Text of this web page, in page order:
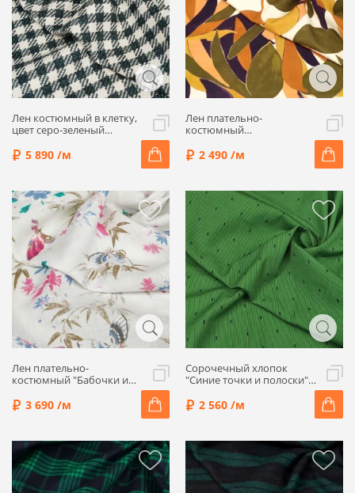
Лен костюмный в клетку,
цвет серо-зеленый
1032407-2
5 890 /м
Лен плательно-
костюмный
фон сливочный, 1032416
2 490 /м
Лен плательно-
костюмный "Бабочки и
1032409
3 690 /м
Сорочечный хлопок
"Синие точки и полоски",
2 560 /м